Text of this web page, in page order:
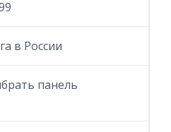
в России
панель